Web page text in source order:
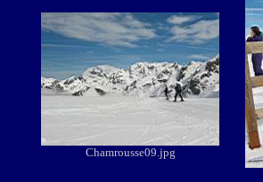
Chamrousse09.jpg